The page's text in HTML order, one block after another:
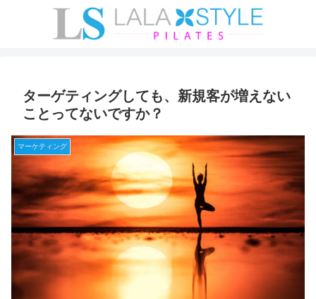
ターゲティングしても、新規客が増えない
ことってないですか？
マーケティング